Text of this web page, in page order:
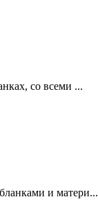
со всеми ...
и матери...